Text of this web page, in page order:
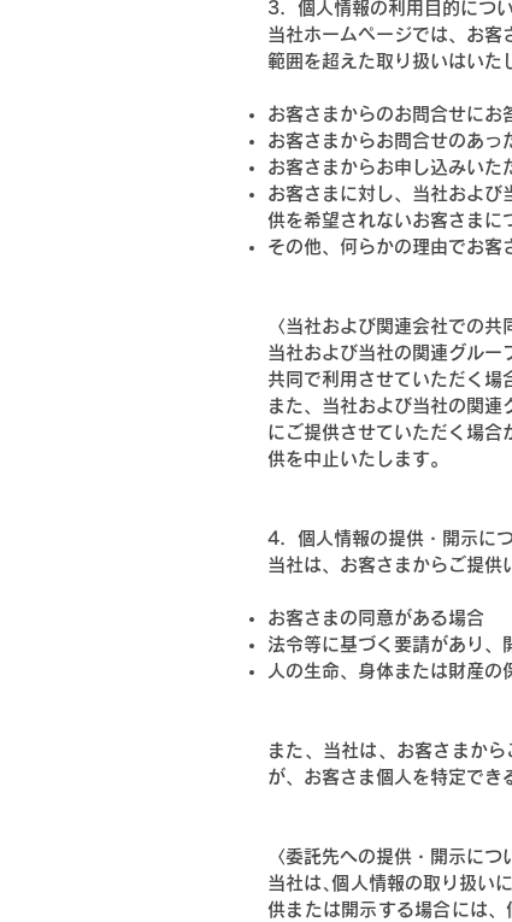
3．個人情報の利用目的につ
当社ホームページでは、お客
範囲を超えた取り扱いはいた
お客さまからのお問合せにお
お客さまからお問合せのあっ
お客さまからお申し込みいた
お客さまに対し、当社および
供を希望されないお客さまに
その他、何らかの理由でお客
〈当社および関連会社での共
当社および当社の関連グルー
共同で利用させていただく場
また、当社および当社の関連
にご提供させていただく場合
供を中止いたします。
4．個人情報の提供・開示に
当社は、お客さまからご提供
お客さまの同意がある場合
法令等に基づく要請があり、
人の生命、身体または財産の
また、当社は、お客さまか
が、お客さま個人を特定でき
〈委託先への提供・開示につ
当社は､個人情報の取り扱い
供または開示する場合には